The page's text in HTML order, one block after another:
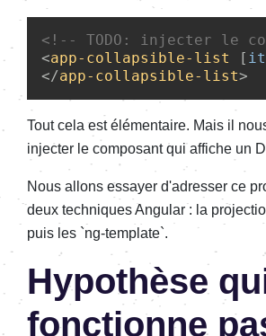
<!-- TODO:
injecter le
<app-collapsible-list [
</app-collapsible-list>
Tout cela est élémentaire. Mais il
injecter le composant qui affiche un
Nous allons essayer d'adresser ce
deux techniques Angular : la
puis les `ng-template`.
Hypothèse
fonctionne